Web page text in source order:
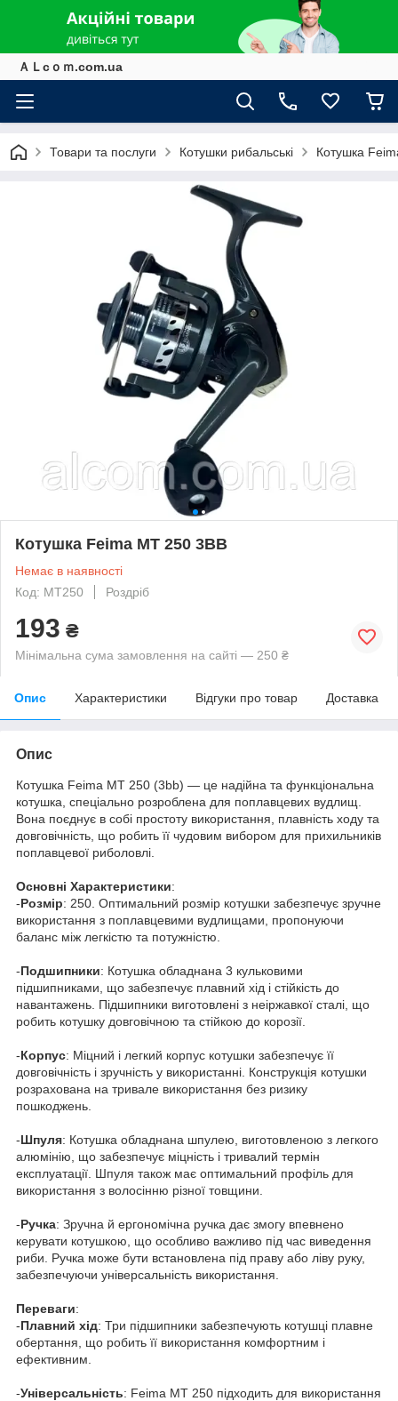
ＡＬcｏｍ.com.ua
Товари та послуги Котушки рибальські Котушка
Котушка Feima MT 250 3ВВ
Немає в наявності
Код: MT250
Роздріб
193 ₴
Мінімальна сума замовлення на сайті — 250 ₴
Опис Характеристики Відгуки про товар Доставка
Опис
Котушка Feima MT 250 (3bb) — це надійна та функціональна
котушка, спеціально розроблена для поплавцевих вудлищ.
Вона поєднує в собі простоту використання, плавність ходу та
довговічність, що робить її чудовим вибором для прихильників
поплавцевої риболовлі.
Основні Характеристики:
-Розмір: 250. Оптимальний розмір котушки забезпечує зручне
використання з поплавцевими вудлищами, пропонуючи
баланс між легкістю та потужністю.
-Подшипники: Котушка обладнана 3 кульковими
підшипниками, що забезпечує плавний хід і стійкість до
навантажень. Підшипники виготовлені з неіржавкої сталі, що
робить котушку довговічною та стійкою до корозії.
-Корпус: Міцний і легкий корпус котушки забезпечує її
довговічність і зручність у використанні. Конструкція котушки
розрахована на тривале використання без ризику
пошкоджень.
-Шпуля: Котушка обладнана шпулею, виготовленою з легкого
алюмінію, що забезпечує міцність і тривалий термін
експлуатації. Шпуля також має оптимальний профіль для
використання з волосінню різної товщини.
-Ручка: Зручна й ергономічна ручка дає змогу впевнено
керувати котушкою, що особливо важливо під час виведення
риби. Ручка може бути встановлена під праву або ліву руку,
забезпечуючи універсальність використання.
Переваги:
-Плавний хід: Три підшипники забезпечують котушці плавне
обертання, що робить її використання комфортним і
ефективним.
-Універсальність: Feima MT 250 підходить для використання